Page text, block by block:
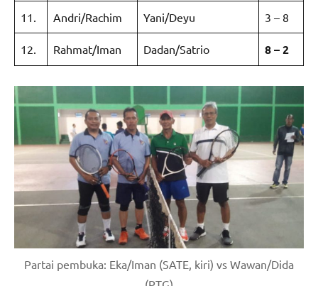
11. Andri/Rachim Yani/Deyu 3 – 8
12. Rahmat/Iman Dadan/Satrio 8 – 2
Partai pembuka: Eka/Iman (SATE, kiri) vs Wawan/Dida